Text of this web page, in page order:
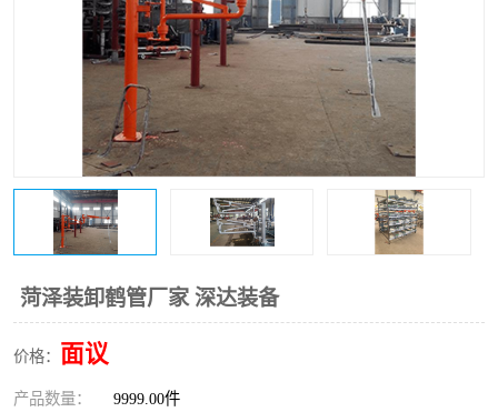
菏泽装卸鹤管厂家 深达装备
价格： 面议
产品数量： 9999.00件
撬装鹤管 汽车鹤管
火车鹤管